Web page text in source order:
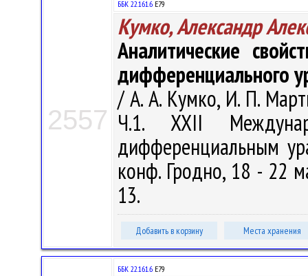
2557
ББК 22.161.6 Е79
Кумко, Александр
Аналитические
дифференциального
/ А. А. Кумко, И. П.
Ч.1. XXII
дифференциальным
конф. Гродно, 18 - 22
13.
Добавить в корзину Места хранения
ББК 22.161.6 Е79